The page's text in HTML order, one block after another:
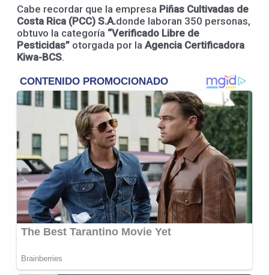
Cabe recordar que la empresa Piñas Cultivadas de
Costa Rica (PCC) S.A.donde laboran 350 personas,
obtuvo la categoría “Verificado Libre de
Pesticidas” otorgada por la Agencia Certificadora
Kiwa-BCS.